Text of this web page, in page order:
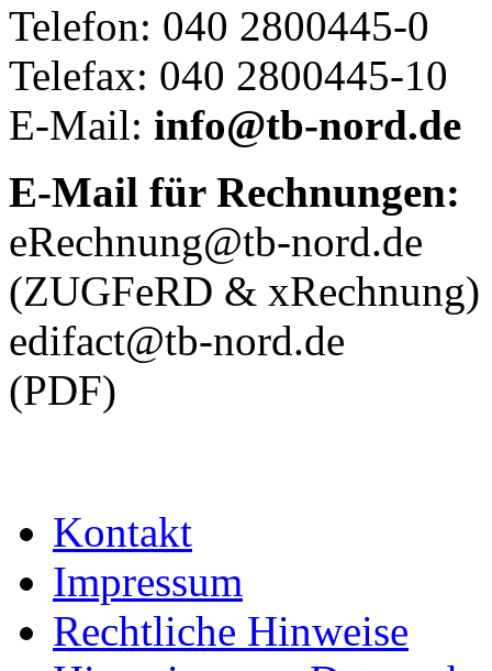
Telefon: 040 2800445-0
Telefax: 040 2800445-10
E-Mail: info@tb-nord.de
E-Mail für Rechnungen:
eRechnung@tb-nord.de
(ZUGFeRD & xRechnung)
edifact@tb-nord.de
(PDF)
Kontakt
Impressum
Rechtliche Hinweise